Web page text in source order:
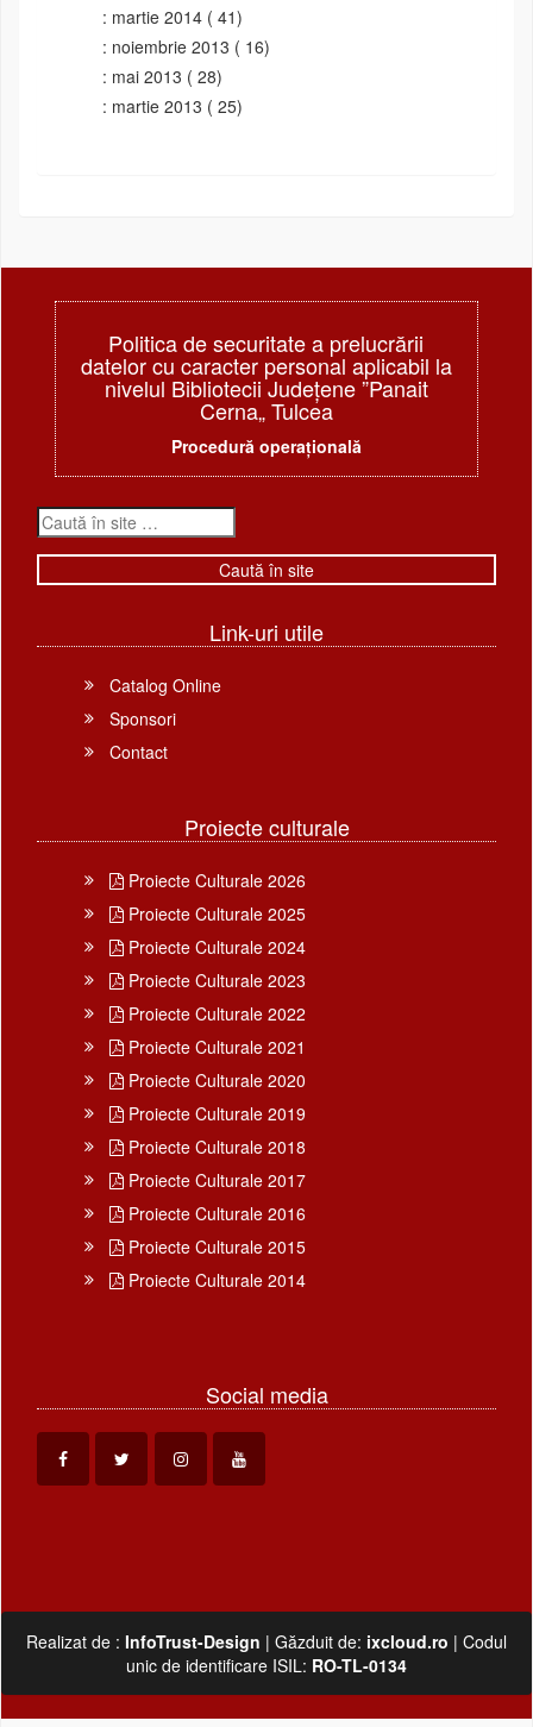
martie 2014 ( 41)
noiembrie 2013 ( 16)
mai 2013 ( 28)
martie 2013 ( 25)
Politica de securitate a prelucrării
datelor cu caracter personal aplicabil la
nivelul Bibliotecii Judeţene ”Panait
Cerna„ Tulcea
Procedură operațională
Link-uri utile
Catalog Online
Sponsori
Contact
Proiecte culturale
Proiecte Culturale 2026
Proiecte Culturale 2025
Proiecte Culturale 2024
Proiecte Culturale 2023
Proiecte Culturale 2022
Proiecte Culturale 2021
Proiecte Culturale 2020
Proiecte Culturale 2019
Proiecte Culturale 2018
Proiecte Culturale 2017
Proiecte Culturale 2016
Proiecte Culturale 2015
Proiecte Culturale 2014
Social media
Realizat de : InfoTrust-Design | Găzduit de: ixcloud.ro | Codul
unic de identificare ISIL: RO-TL-0134